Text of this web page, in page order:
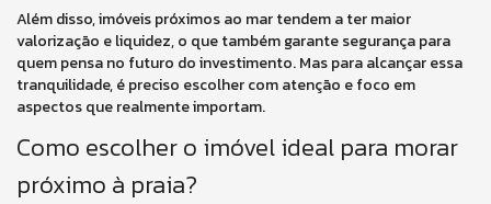
Além disso, imóveis próximos ao mar tendem a ter maior
valorização e liquidez, o que também garante segurança para
quem pensa no futuro do investimento. Mas para alcançar essa
tranquilidade, é preciso escolher com atenção e foco em
aspectos que realmente importam.
Como escolher o imóvel ideal para morar
próximo à praia?